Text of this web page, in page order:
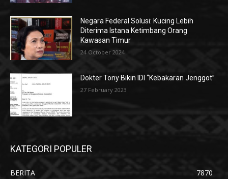
Negara Federal Solusi: Kucing Lebih
Diterima Istana Ketimbang Orang
Kawasan Timur
24 October 2024
Dokter Tony Bikin IDI “Kebakaran Jenggot”
27 February 2023
KATEGORI POPULER
BERITA
7870